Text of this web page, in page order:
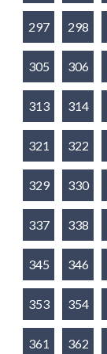
297 298
305 306
313 314
321 322
329 330
337 338
345 346
353 354
361 362